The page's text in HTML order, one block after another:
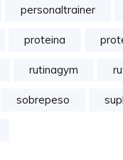
personaltrainer
proteina
rutinagym
sobrepeso